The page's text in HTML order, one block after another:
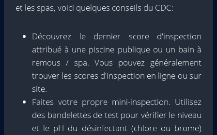
et les spas, voici quelques conseils du CDC:
Découvrez le dernier score d'inspection
attribué à une piscine publique ou un bain à
remous / spa. Vous pouvez généralement
trouver les scores d'inspection en ligne ou sur
site.
Faites votre propre mini-inspection. Utilisez
des bandelettes de test pour vérifier le niveau
et le pH du désinfectant (chlore ou brome)